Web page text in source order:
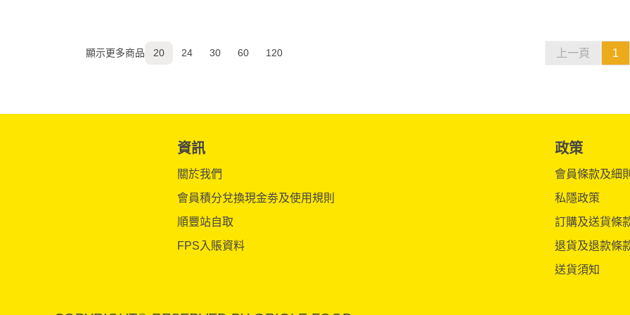
顯示更多商品 20 24 30 60 120 上一頁 1
資訊
關於我們
會員積分兌換現金劵及使用規則
順豐站自取
FPS入賬資料
政策
會員條款及細則
私隱政策
訂購及送貨條
退貨及退款條
送貨須知